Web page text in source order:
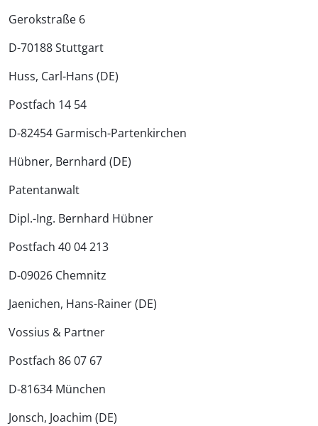
Gerokstraße 6
D-70188 Stuttgart
Huss, Carl-Hans (DE)
Postfach 14 54
D-82454 Garmisch-Partenkirchen
Hübner, Bernhard (DE)
Patentanwalt
Dipl.-Ing. Bernhard Hübner
Postfach 40 04 213
D-09026 Chemnitz
Jaenichen, Hans-Rainer (DE)
Vossius & Partner
Postfach 86 07 67
D-81634 München
Jonsch, Joachim (DE)